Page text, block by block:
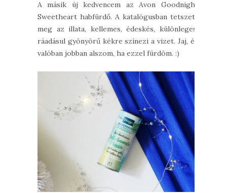
A másik új kedvencem az Avon Goodnight
Sweetheart habfürdő. A katalógusban tetszett
meg az illata, kellemes, édeskés, különleges,
ráadásul gyönyörű kékre színezi a vizet. Jaj, és
valóban jobban alszom, ha ezzel fürdöm. :)